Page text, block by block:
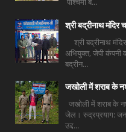
श्री बद्रीनाथ मंदिर
श्री बद्रीनाथ
अभियुक्त, जेपी कंपनी
बद्रीन...
जखोली में शराब के
जखोली में शराब के
जेल। रुद्रप्रयाग:
उद्द...